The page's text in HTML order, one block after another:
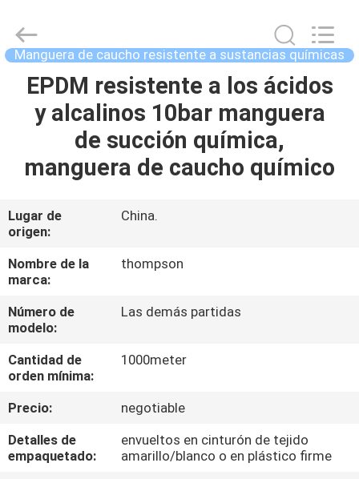
HOGAR
PRODUCTOS
NOSOTROS
VIAJE
DE
LA
FÁBRICA
CONTROL
CALIDAD
Supplier.
Copyright
©
Reserved.
Developed
Manguera de caucho resistente a sustancias químicas
EPDM resistente a los ácidos
y alcalinos 10bar manguera
de succión química,
manguera de caucho químico
Lugar de
origen:
China.
Nombre de la
marca:
thompson
Número de
modelo:
Las demás partidas
Cantidad de
orden mínima:
1000meter
Precio:
negotiable
Detalles de
empaquetado:
envueltos en cinturón de tejido
amarillo/blanco o en plástico firme